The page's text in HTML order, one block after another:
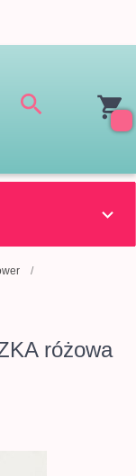
różowa